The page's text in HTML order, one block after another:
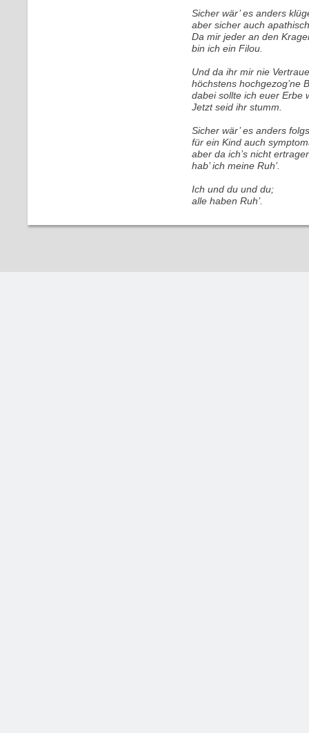
Sicher wär’ es anders
aber sicher auch
Da mir jeder an den
bin ich ein Filou.
Und da ihr mir nie
höchstens hochgezog’ne
dabei sollte ich euer Erbe
Jetzt seid ihr stumm.
Sicher wär’ es anders
für ein Kind auch
aber da ich’s nicht
hab’ ich meine Ruh’.
Ich und du und du;
alle haben Ruh’.